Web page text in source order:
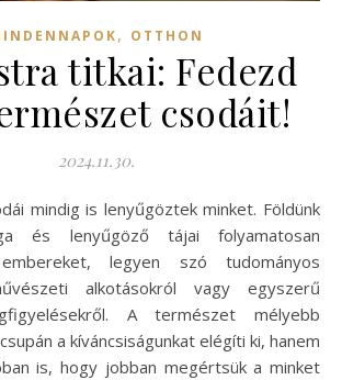
, OTTHON
titkai: Fedezd
csodáit!
2024.11.30.
és lenyűgöző tájai folyamatosan
legyen szó tudományos
alkotásokról vagy egyszerű
A természet mélyebb
a kíváncsiságunkat elégíti ki, hanem
is, hogy jobban megértsük a minket